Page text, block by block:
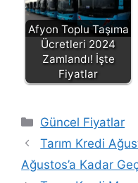
Afyon Toplu Taşıma
Ücretleri 2024
Zamlandı! İşte
Fiyatlar
Kategoriler
Güncel Fiyatlar
Tarım Kredi
Ağustos’a Kadar